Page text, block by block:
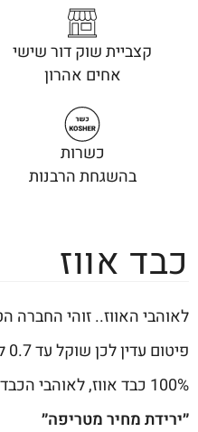
כבד אווז
לאוהבי האווז.. זוהי החברה
פיטום עדין לכן שוקל עד 0.7 ליחידה
100% כבד אווז, לאוהבי הכבד המפורסם
״ירידת מחיר מטריפה״
קצביית שוק דור שישי
אחים אהרון
כשרות
בהשגחת הרבנות